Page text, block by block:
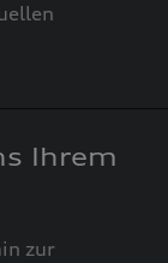
Ihrem
zur